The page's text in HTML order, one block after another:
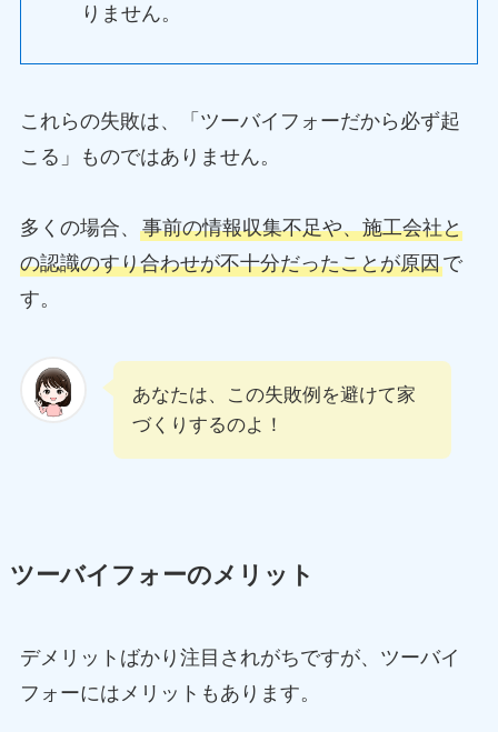
りません。
これらの失敗は、「ツーバイフォーだから必ず起
こる」ものではありません。
多くの場合、 事前の情報収集不足や、施工会社と
の認識のすり合わせが不十分だったことが原因で
す。
あなたは、この失敗例を避けて家
づくりするのよ！
ツーバイフォーのメリット
デメリットばかり注目されがちですが、ツーバイ
フォーにはメリットもあります。